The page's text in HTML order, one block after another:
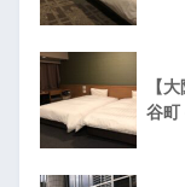
【
谷町